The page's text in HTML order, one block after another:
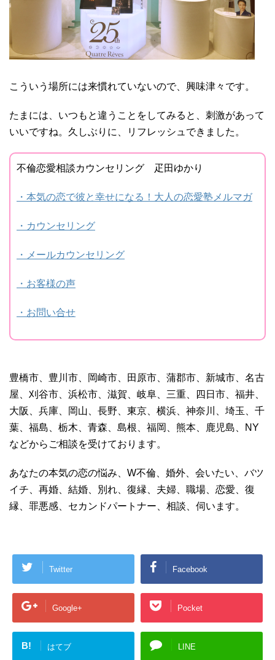
こういう場所には来慣れていないので、興味津々です。
たまには、いつもと違うことをしてみると、刺激があって
いいですね。久しぶりに、リフレッシュできました。
不倫恋愛相談カウンセリング 疋田ゆかり
・本気の恋で彼と幸せになる！大人の恋愛塾メルマガ
・カウンセリング
・メールカウンセリング
・お客様の声
・お問い合せ
豊橋市、豊川市、岡崎市、田原市、蒲郡市、新城市、名古
屋、刈谷市、浜松市、滋賀、岐阜、三重、四日市、福井、
大阪、兵庫、岡山、長野、東京、横浜、神奈川、埼玉、千
葉、福島、栃木、青森、島根、福岡、熊本、鹿児島、NY
などからご相談を受けております。
あなたの本気の恋の悩み、W不倫、婚外、会いたい、バツ
イチ、再婚、結婚、別れ、復縁、夫婦、職場、恋愛、復
縁、罪悪感、セカンドパートナー、相談、伺います。
Twitter Facebook
Google+ Pocket
B! はてブ LINE